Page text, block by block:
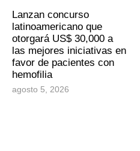
Lanzan concurso
latinoamericano que
otorgará US$ 30,000 a
las mejores iniciativas en
favor de pacientes con
hemofilia
agosto 5, 2026